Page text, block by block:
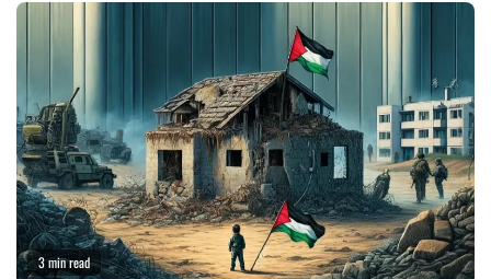
3 min read